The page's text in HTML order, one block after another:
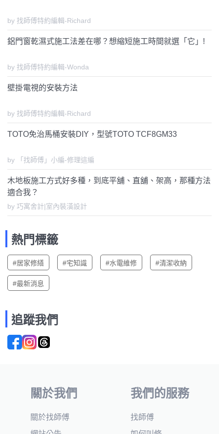
by 找師傅特約編輯-Richard
鋁門窗乾濕式施工法差在哪？想縮短施工時間就選「它」!
by 找師傅特約編輯-Wonda
壁掛電視的安裝方法
by 找師傅特約編輯-Richard
TOTO免治馬桶安裝DIY，型號TOTO TCF8GM33
by 「找師傅」小編-修理這編
木地板施工方式好多種，到底平舖、直舖、架高，那種方法
適合我？
by 巧寓舍計|室內裝潢設計
熱門標籤
#居家修繕 #宅知識 #水電維修 #清潔收納
#最新消息
追蹤我們
關於我們
關於找師傅
我們的服務
找師傅